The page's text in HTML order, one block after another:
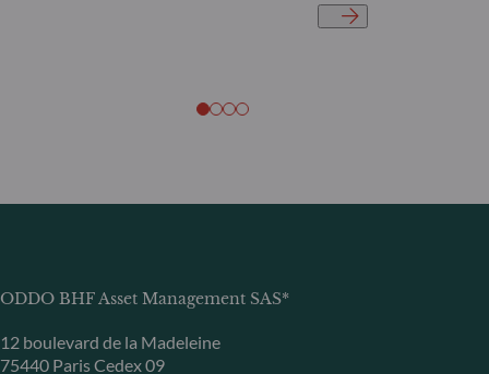
ODDO BHF Asset Management SAS*
12 boulevard de la Madeleine
75440 Paris Cedex 09